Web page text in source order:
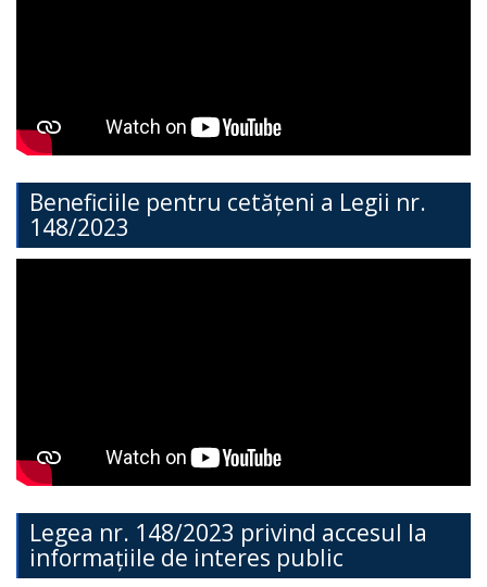
Cimișlia
Direcția
Economie,
Dezvoltare
Teritorială
Secția
Beneficiile pentru cetățeni a Legii nr.
148/2023
Legea nr. 148/2023 privind accesul la
informațiile de interes public